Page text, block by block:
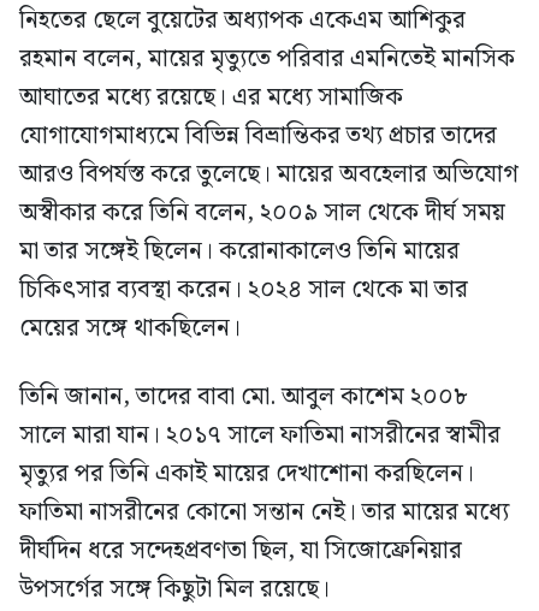
নিহতের ছেলে বুয়েটের অধ্যাপক একেএম আশিকুর
রহমান বলেন, মায়ের মৃত্যুতে পরিবার এমনিতেই মানসিক
আঘাতের মধ্যে রয়েছে। এর মধ্যে সামাজিক
যোগাযোগমাধ্যমে বিভিন্ন বিভ্রান্তিকর তথ্য প্রচার তাদের
আরও বিপর্যস্ত করে তুলেছে। মায়ের অবহেলার অভিযোগ
অস্বীকার করে তিনি বলেন, ২০০৯ সাল থেকে দীর্ঘ সময়
মা তার সঙ্গেই ছিলেন। করোনাকালেও তিনি মায়ের
চিকিৎসার ব্যবস্থা করেন। ২০২৪ সাল থেকে মা তার
মেয়ের সঙ্গে থাকছিলেন।
তিনি জানান, তাদের বাবা মো. আবুল কাশেম ২০০৮
সালে মারা যান। ২০১৭ সালে ফাতিমা নাসরীনের স্বামীর
মৃত্যুর পর তিনি একাই মায়ের দেখাশোনা করছিলেন।
ফাতিমা নাসরীনের কোনো সন্তান নেই। তার মায়ের মধ্যে
দীর্ঘদিন ধরে সন্দেহপ্রবণতা ছিল, যা সিজোফ্রেনিয়ার
উপসর্গের সঙ্গে কিছুটা মিল রয়েছে।